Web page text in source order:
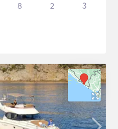
8 2 3